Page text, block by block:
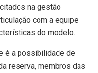
na gestão
com a equipe
do modelo.
é a possibilidade de
reserva, membros das